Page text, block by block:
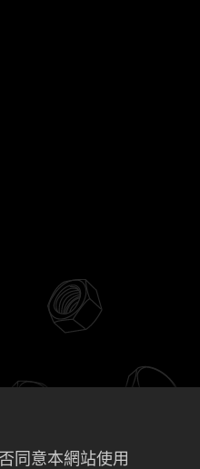
同意本網站使用